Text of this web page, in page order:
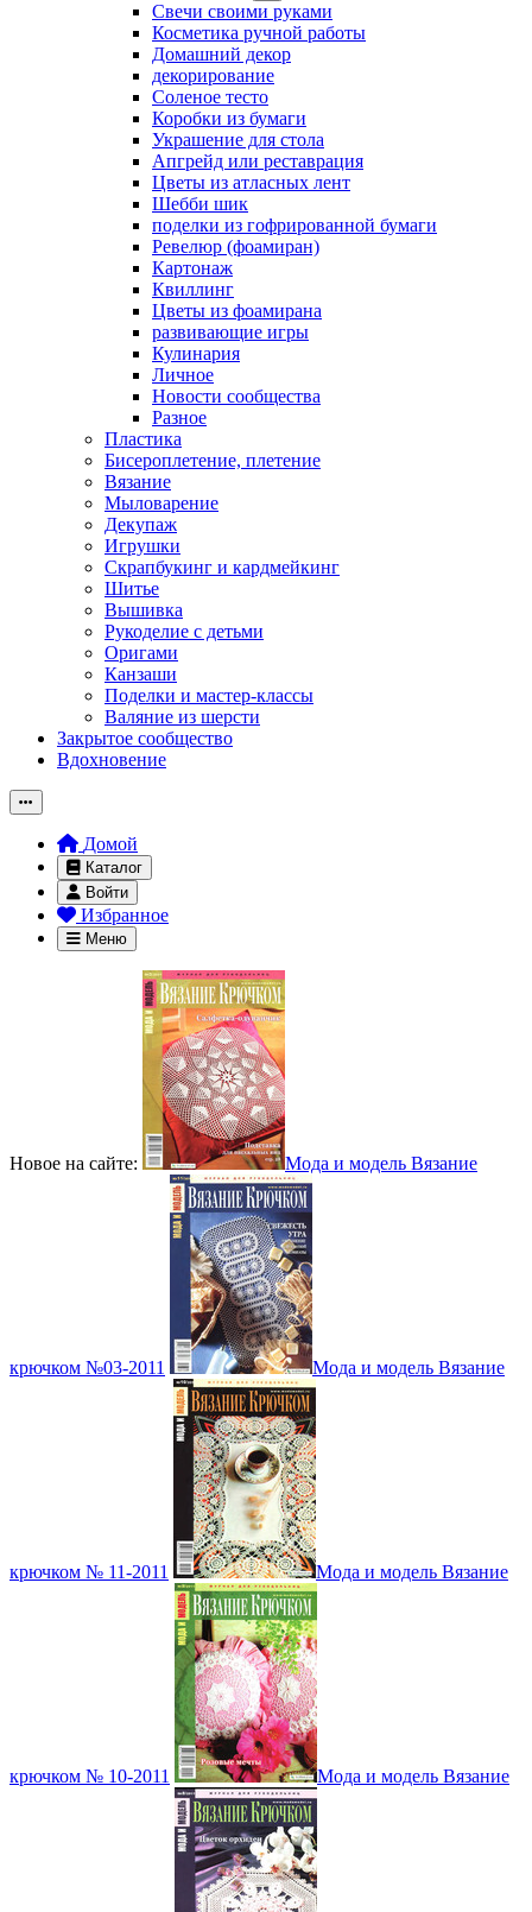
Свечи своими руками
Косметика ручной работы
Домашний декор
декорирование
Соленое тесто
Коробки из бумаги
Украшение для стола
Апгрейд или реставрация
Цветы из атласных лент
Шебби шик
поделки из гофрированной бумаги
Ревелюр (фоамиран)
Картонаж
Квиллинг
Цветы из фоамирана
развивающие игры
Кулинария
Личное
Новости сообщества
Разное
Пластика
Бисероплетение, плетение
Вязание
Мыловарение
Декупаж
Игрушки
Скрапбукинг и кардмейкинг
Шитье
Вышивка
Рукоделие с детьми
Оригами
Канзаши
Поделки и мастер-классы
Валяние из шерсти
Закрытое сообщество
Вдохновение
Домой
Каталог
Войти
Избранное
Меню
Новое на сайте: Мода и модель Вязание
крючком №03-2011 Мода и модель Вязание
крючком № 11-2011 Мода и модель Вязание
крючком № 10-2011 Мода и модель Вязание